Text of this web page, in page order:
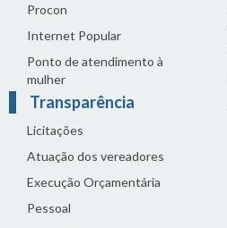
Procon
Internet Popular
Ponto de atendimento à
mulher
Transparência
Licitações
Atuação dos vereadores
Execução Orçamentária
Pessoal